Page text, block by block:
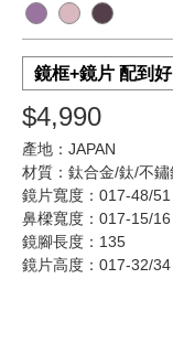
鏡框+鏡片 配到好
$4,990
產地：JAPAN
材質：鈦合金/鈦/不鏽
鏡片寬度：017-48/
鼻樑寬度：017-15/
鏡腳長度：135
鏡片高度：017-32/